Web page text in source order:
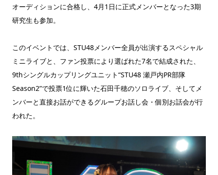
オーディションに合格し、4月1日に正式メンバーとなった3期
研究生も参加。
このイベントでは、STU48メンバー全員が出演するスペシャル
ミニライブと、ファン投票により選ばれた7名で結成された、
9thシングルカップリングユニット“STU48 瀬戸内PR部隊
Season2”で投票1位に輝いた石田千穂のソロライブ、そしてメ
ンバーと直接お話ができるグループお話し会・個別お話会が行
われた。